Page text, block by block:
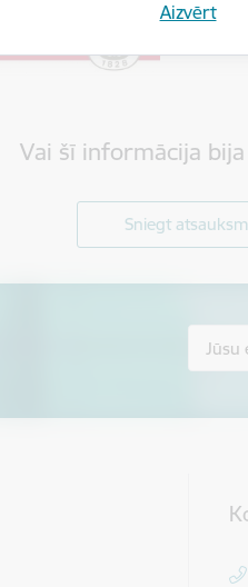
Aizvērt
Vai šī informācija
Sniegt